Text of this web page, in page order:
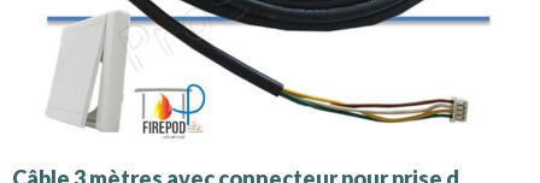
Câble 3 mètres avec connecteur pour prise d